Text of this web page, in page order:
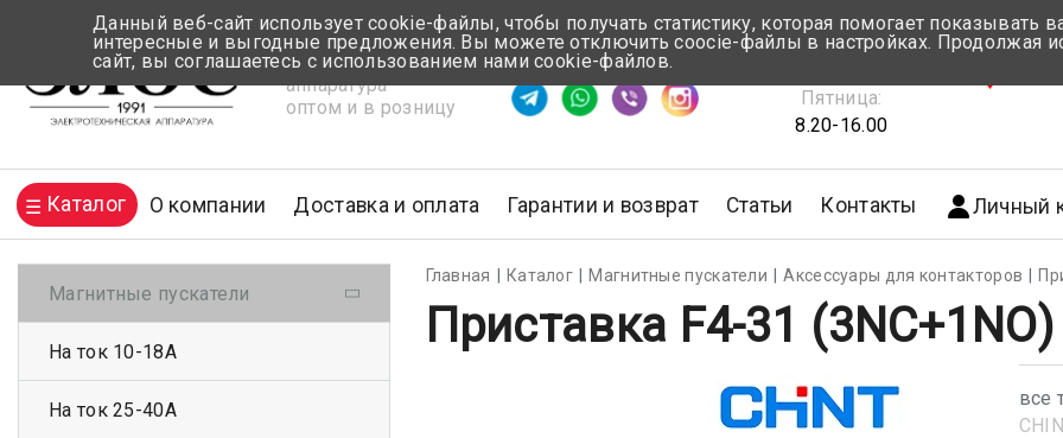
Электротехническая
аппаратура
оптом и в розницу
Время ответа ≈ 5 мин
Понедельник-Четверг:
Пятница:
8.20-16.00
Каталог О компании Доставка и оплата Гарантии и возврат Статьи Контакты Личный
Главная Каталог Магнитные пускатели Аксессуары для контакторов
Приставка F4-31
все
Магнитные пускатели
На ток 10-18А
На ток 25-40А
Данный веб-сайт использует cookie-файлы, чтобы получать статистику, которая помогает показывать
интересные и выгодные предложения. Вы можете отключить coocie-файлы в настройках. Продолжая
сайт, вы соглашаетесь с использованием нами cookie-файлов.